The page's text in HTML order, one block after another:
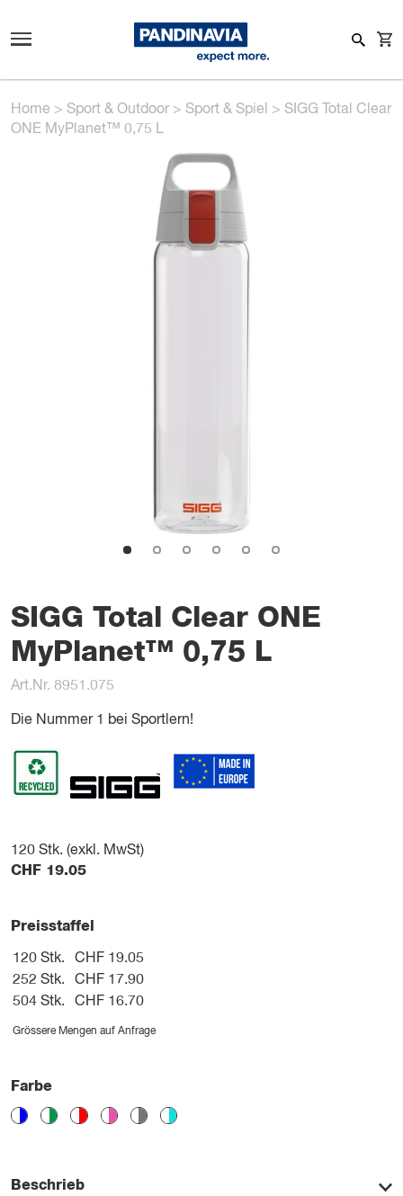
Home > Sport & Outdoor> Sport & Spiel > SIGG Total Clear
ONE MyPlanet™ 0,75 L
SIGG Total Clear ONE
MyPlanet™ 0,75 L
Art.Nr. 8951.075
Die Nummer 1 bei Sportlern!
120 Stk. (exkl. MwSt)
CHF 19.05
Preisstaffel
120 Stk.
CHF 19.05
252 Stk.
CHF 17.90
504 Stk.
CHF 16.70
Grössere Mengen auf Anfrage
Farbe
Beschrieb